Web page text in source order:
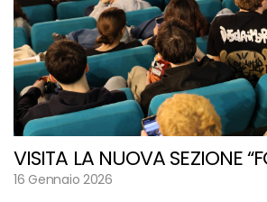
VISITA LA NUOVA SEZIONE
16 Gennaio 2026